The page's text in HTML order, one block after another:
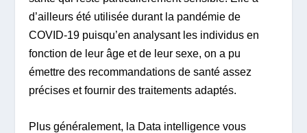
d’ailleurs été utilisée durant la pandémie de
COVID-19 puisqu’en analysant les individus en
fonction de leur âge et de leur sexe, on a pu
émettre des recommandations de santé assez
précises et fournir des traitements adaptés.
Plus généralement, la Data intelligence vous